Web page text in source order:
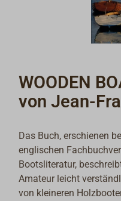
WOODEN
von Jean-
Das Buch, erschienen
englischen
Bootsliteratur,
Amateur leicht
von kleineren